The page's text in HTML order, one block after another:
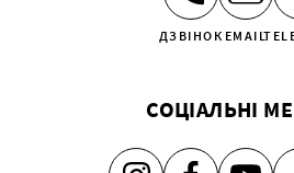
ДЗВІНОК EMAIL
СОЦІАЛЬНІ